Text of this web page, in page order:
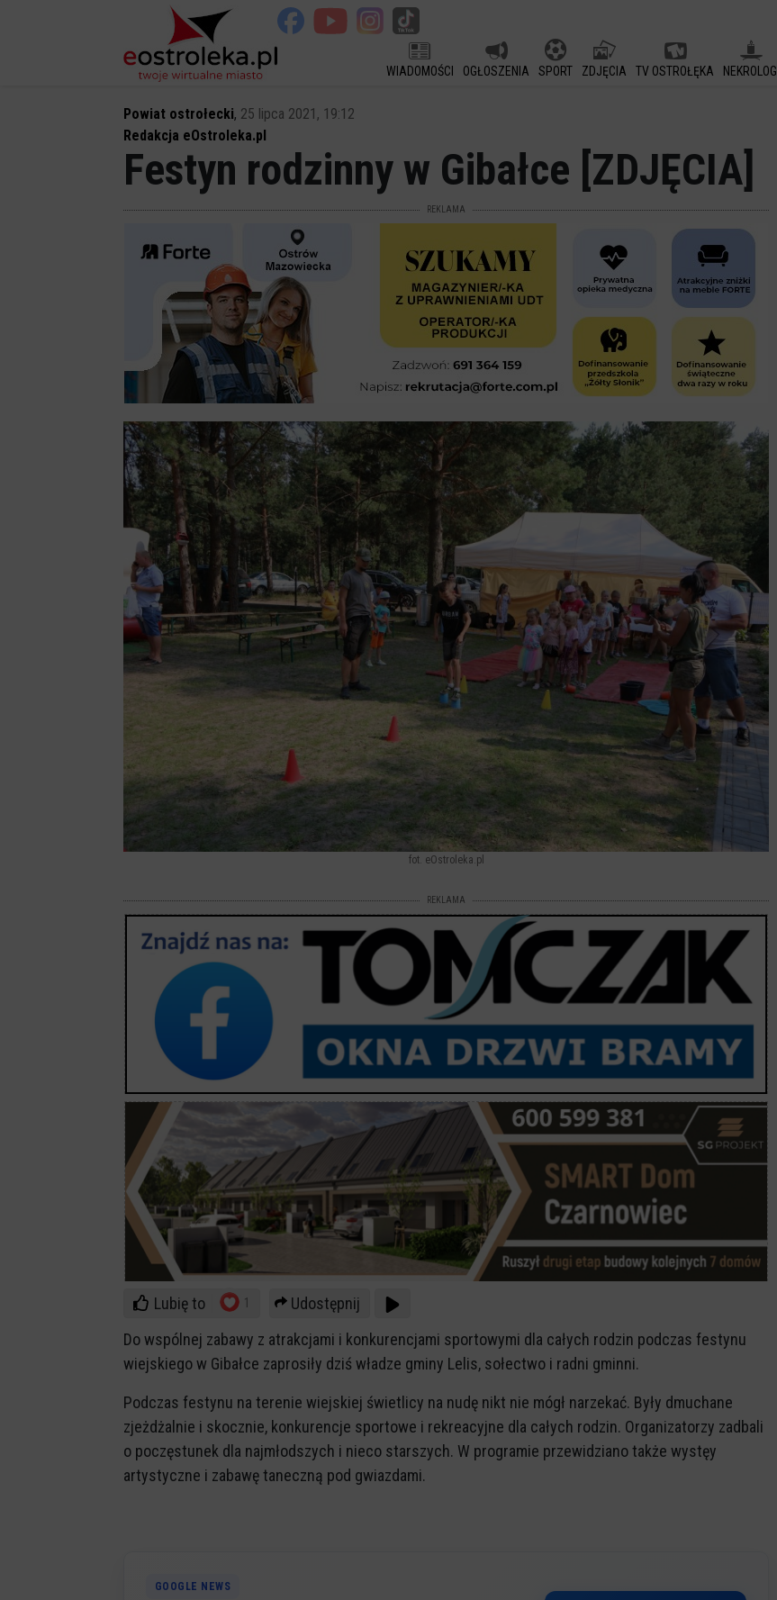
WIADOMOŚCI OGŁOSZENIA SPORT ZDJĘCIA TV OSTROŁĘKA NEKROLOGI
Powiat ostrołecki, 25 lipca 2021, 19:12
Redakcja eOstroleka.pl
Festyn rodzinny w Gibałce [ZDJĘCIA]
REKLAMA
fot. eOstroleka.pl
REKLAMA
Lubię to 1
Udostępnij
Do wspólnej zabawy z atrakcjami i konkurencjami sportowymi dla całych rodzin podczas festynu
wiejskiego w Gibałce zaprosiły dziś władze gminy Lelis, sołectwo i radni gminni.
Podczas festynu na terenie wiejskiej świetlicy na nudę nikt nie mógł narzekać. Były dmuchane
zjeżdżalnie i skocznie, konkurencje sportowe i rekreacyjne dla całych rodzin. Organizatorzy zadbali
o poczęstunek dla najmłodszych i nieco starszych. W programie przewidziano także wystęy
artystyczne i zabawę taneczną pod gwiazdami.
GOOGLE NEWS